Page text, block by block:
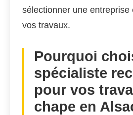
sélectionner une entreprise
vos travaux.
Pourquoi
spécialiste
pour vos
chape en